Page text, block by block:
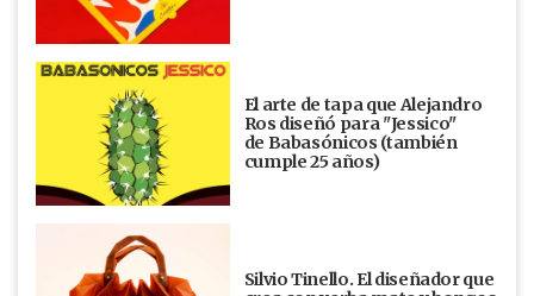
El arte de tapa que Alejandro
Ros diseñó para "Jessico"
de Babasónicos (también
cumple 25 años)
Silvio Tinello. El diseñador que